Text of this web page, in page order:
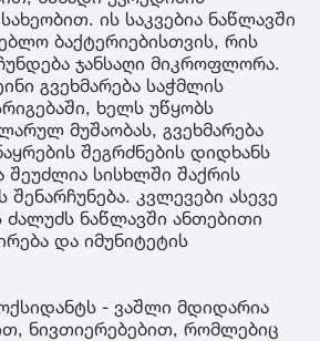
ის საკვებია ნაწლავში
ბაქტერიებისთვის, რის
ჯანსაღი მიკროფლორა.
გვეხმარება საჭმლის
ხელს უწყობს
მუშაობას, გვეხმარება
შეგრძნების დიდხანს
შეუძლია სისხლში შაქრის
კვლევები ასევე
ძალუძს ნაწლავში ანთებითი
და იმუნიტეტის
- ვაშლი მდიდარია
ნივთიერებებით, რომლებიც